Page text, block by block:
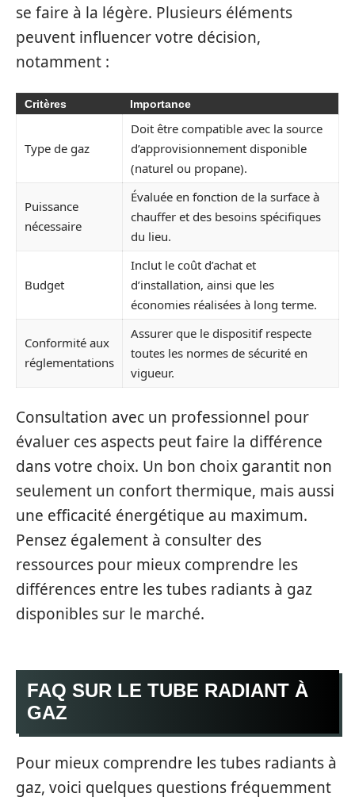
se faire à la légère. Plusieurs éléments
peuvent influencer votre décision,
notamment :
Critères Importance
Type de gaz
Doit être compatible avec la source
d’approvisionnement disponible
(naturel ou propane).
Puissance
nécessaire
Évaluée en fonction de la surface à
chauffer et des besoins spécifiques
du lieu.
Budget
Inclut le coût d’achat et
d’installation, ainsi que les
économies réalisées à long terme.
Conformité aux
réglementations
Assurer que le dispositif respecte
toutes les normes de sécurité en
vigueur.
Consultation avec un professionnel pour
évaluer ces aspects peut faire la différence
dans votre choix. Un bon choix garantit non
seulement un confort thermique, mais aussi
une efficacité énergétique au maximum.
Pensez également à consulter des
ressources pour mieux comprendre les
différences entre les tubes radiants à gaz
disponibles sur le marché.
FAQ SUR LE TUBE RADIANT À
GAZ
Pour mieux comprendre les tubes radiants à
gaz, voici quelques questions fréquemment